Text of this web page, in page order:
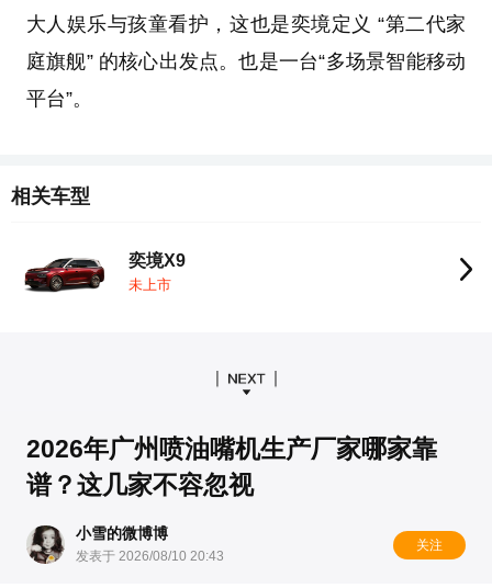
大人娱乐与孩童看护，这也是奕境定义 “第二代家
庭旗舰” 的核心出发点。也是一台“多场景智能移动
平台”。
相关车型
奕境X9
未上市
2026年广州喷油嘴机生产厂家哪家靠
谱？这几家不容忽视
小雪的微博博
发表于 2026/08/10 20:43
关注